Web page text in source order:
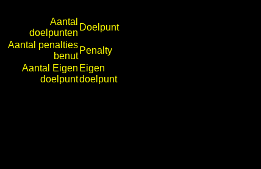
Doelpunt
Penalty
Eigen
doelpunt